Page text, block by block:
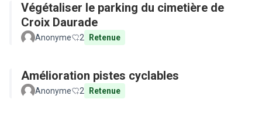
Végétaliser le parking du cimetière de
Croix Daurade
Anonyme 2 Retenue
Amélioration pistes cyclables
Anonyme 2 Retenue